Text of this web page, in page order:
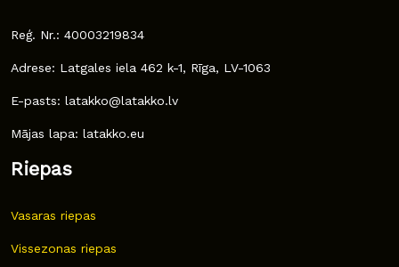
Reģ. Nr.: 40003219834
Adrese: Latgales iela 462 k-1, Rīga, LV-1063
E-pasts: latakko@latakko.lv
Mājas lapa: latakko.eu
Riepas
Vasaras riepas
Vissezonas riepas